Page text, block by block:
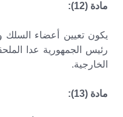
مادة (12):
يكون تعيين أعضاء السلك
رئيس الجمهورية عدا
الخارجية.
مادة (13):